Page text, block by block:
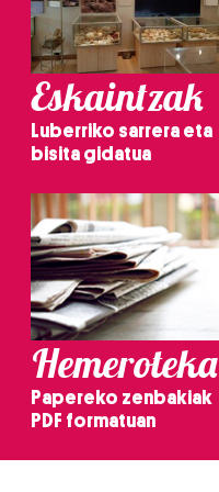
Eskaintzak
Luberriko sarrera eta
bisita gidatua
Hemeroteka
Papereko zenbakiak
PDF formatuan